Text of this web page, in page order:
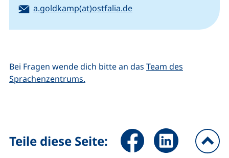
E-Mail:
a.goldkamp(at)ostfalia.de(öffnet Ihr E-Mail-
Bei Fragen wende dich bitte an das Team des
Sprachenzentrums.
Teile diese Seite: Seite über Facebook teilen
Seite über